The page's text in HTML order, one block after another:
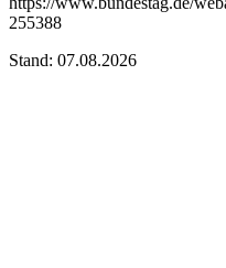
255388
Stand: 07.08.2026